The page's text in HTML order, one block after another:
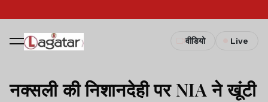
वीडियो Live
नक्सली की निशानदेही पर NIA ने खूंटी